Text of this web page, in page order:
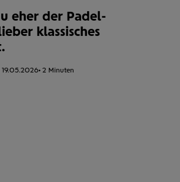
eher der Padel-
klassisches
19.05.2026 Lesezeit:
2 Minuten